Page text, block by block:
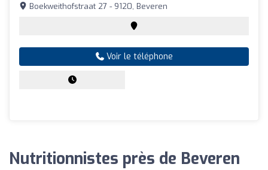
Boekweithofstraat 27 - 9120, Beveren
Voir le téléphone
Nutritionnistes près de Beveren